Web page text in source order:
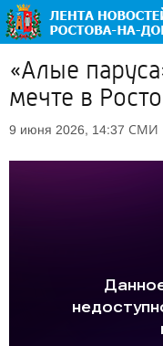
«Алые
мечте в
9 июня 2026, 14:37 СМИ